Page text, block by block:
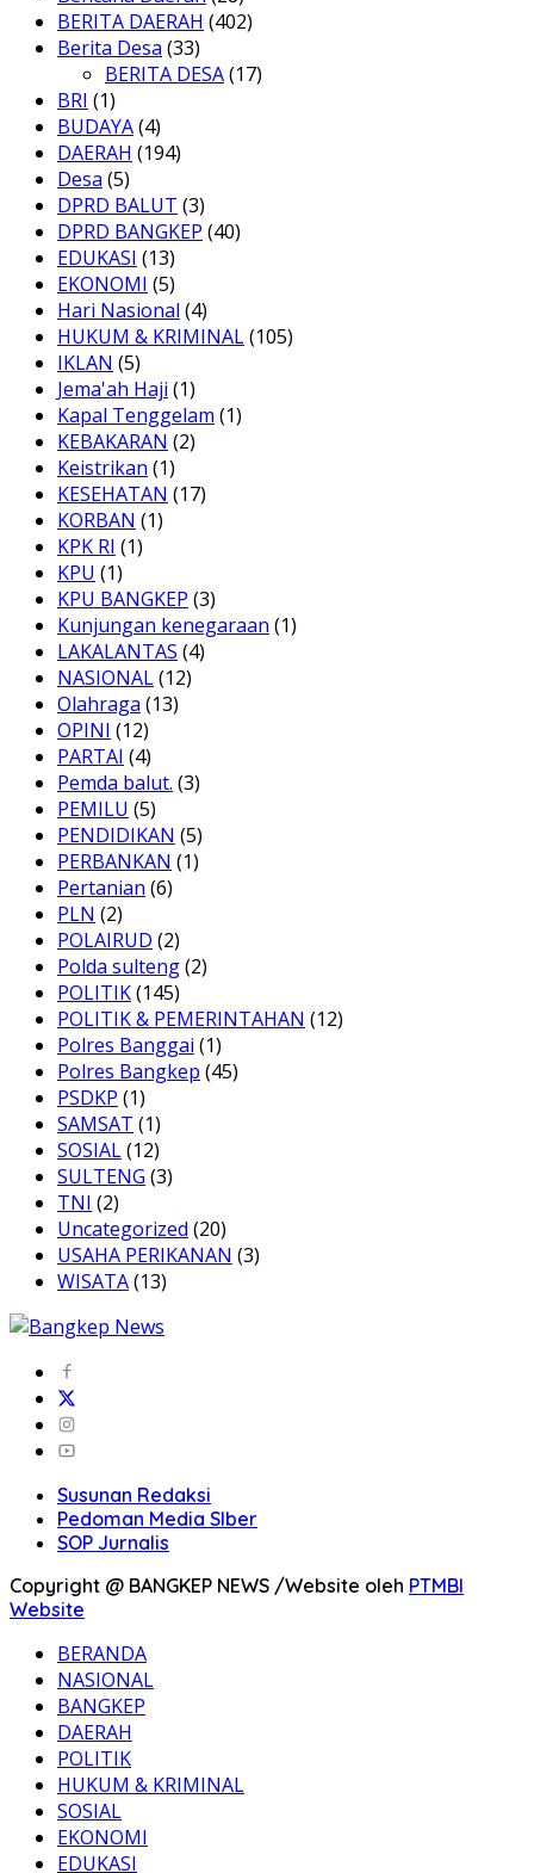
BERITA DAERAH (402)
Berita Desa (33)
BERITA DESA(17)
BRI (1)
BUDAYA(4)
DAERAH (194)
Desa (5)
DPRD BALUT (3)
DPRD BANGKEP (40)
EDUKASI (13)
EKONOMI (5)
Hari Nasional (4)
HUKUM & KRIMINAL(105)
IKLAN (5)
Jema'ah Haji (1)
Kapal Tenggelam (1)
KEBAKARAN (2)
Keistrikan (1)
KESEHATAN (17)
KORBAN (1)
KPK RI (1)
KPU (1)
KPU BANGKEP (3)
Kunjungan kenegaraan (1)
LAKALANTAS (4)
NASIONAL(12)
Olahraga (13)
OPINI (12)
PARTAI (4)
Pemda balut. (3)
PEMILU (5)
PENDIDIKAN (5)
PERBANKAN (1)
Pertanian (6)
PLN (2)
POLAIRUD (2)
Polda sulteng(2)
POLITIK(145)
POLITIK & PEMERINTAHAN (12)
Polres Banggai (1)
Polres Bangkep (45)
PSDKP (1)
SAMSAT (1)
SOSIAL(12)
SULTENG (3)
TNI (2)
Uncategorized (20)
USAHA PERIKANAN (3)
WISATA(13)
Susunan Redaksi
Pedoman Media SIber
SOP Jurnalis
Copyright @ BANGKEP NEWS /Website oleh PTMBI
Website
BERANDA
NASIONAL
BANGKEP
DAERAH
POLITIK
HUKUM & KRIMINAL
SOSIAL
EKONOMI
EDUKASI